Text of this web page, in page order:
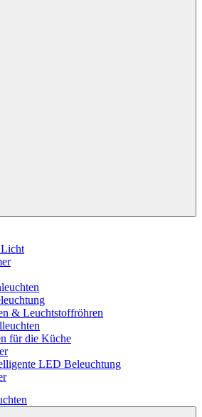
& Leuchtstoffröhren
für die Küche
LED Beleuchtung